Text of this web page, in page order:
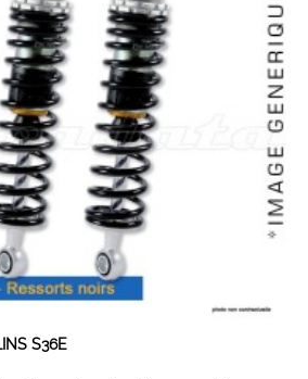
SOUS 5 À 10 JOURS
S36E